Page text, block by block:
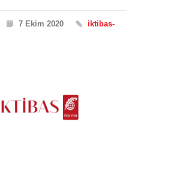
7 Ekim 2020 iktibas-